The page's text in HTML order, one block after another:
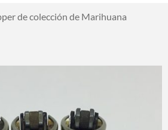
de colección de Marihuana